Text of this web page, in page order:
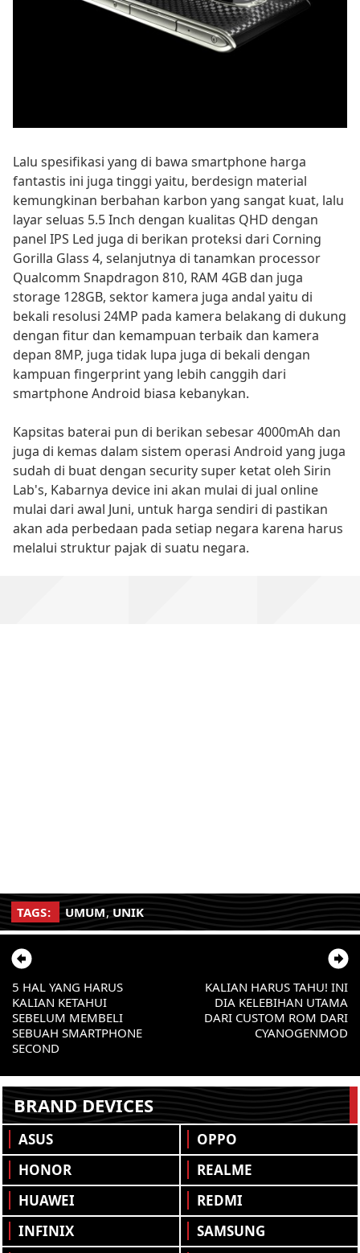
Lalu spesifikasi yang di bawa smartphone harga
fantastis ini juga tinggi yaitu, berdesign material
kemungkinan berbahan karbon yang sangat kuat, lalu
layar seluas 5.5 Inch dengan kualitas QHD dengan
panel IPS Led juga di berikan proteksi dari Corning
Gorilla Glass 4, selanjutnya di tanamkan processor
Qualcomm Snapdragon 810, RAM 4GB dan juga
storage 128GB, sektor kamera juga andal yaitu di
bekali resolusi 24MP pada kamera belakang di dukung
dengan fitur dan kemampuan terbaik dan kamera
depan 8MP, juga tidak lupa juga di bekali dengan
kampuan fingerprint yang lebih canggih dari
smartphone Android biasa kebanykan.
Kapsitas baterai pun di berikan sebesar 4000mAh dan
juga di kemas dalam sistem operasi Android yang juga
sudah di buat dengan security super ketat oleh Sirin
Lab's, Kabarnya device ini akan mulai di jual online
mulai dari awal Juni, untuk harga sendiri di pastikan
akan ada perbedaan pada setiap negara karena harus
melalui struktur pajak di suatu negara.
TAGS: UMUM, UNIK
KALIAN HARUS TAHU! INI
DIA KELEBIHAN UTAMA
DARI CUSTOM ROM DARI
CYANOGENMOD
5 HAL YANG HARUS
KALIAN KETAHUI
SEBELUM MEMBELI
SEBUAH SMARTPHONE
SECOND
BRAND DEVICES
ASUS
HONOR
HUAWEI
INFINIX
OPPO
REALME
REDMI
SAMSUNG